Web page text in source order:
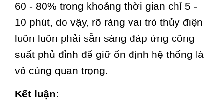
60 - 80% trong khoảng thời gian chỉ 5 -
10 phút, do vậy, rõ ràng vai trò thủy điện
luôn luôn phải sẵn sàng đáp ứng công
suất phủ đỉnh để giữ ổn định hệ thống là
vô cùng quan trọng.
Kết luận: